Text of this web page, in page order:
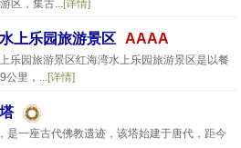
区，集古...[详情]
上乐园旅游景区 AAAA
乐园旅游景区红海湾水上乐园旅游景区是以餐
公里，...[详情]
是一座古代佛教遗迹，该塔始建于唐代，距今